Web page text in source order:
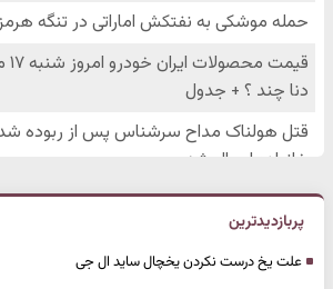
پربازدیدترین
علت یخ درست نکردن یخچال ساید ال جی